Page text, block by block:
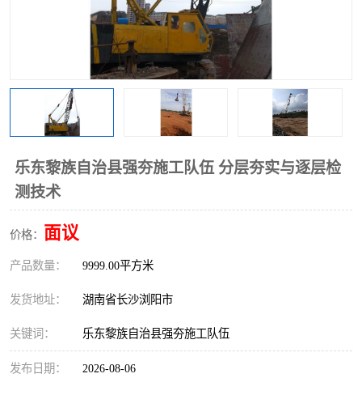
乐东黎族自治县强夯施工队伍 分层夯实与逐层检
测技术
价格： 面议
产品数量： 9999.00平方米
发货地址： 湖南省长沙浏阳市
关键词： 乐东黎族自治县强夯施工队伍
发布日期： 2026-08-06